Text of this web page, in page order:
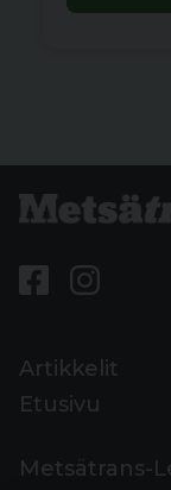
Artikkelit
Etusivu
Metsätrans-